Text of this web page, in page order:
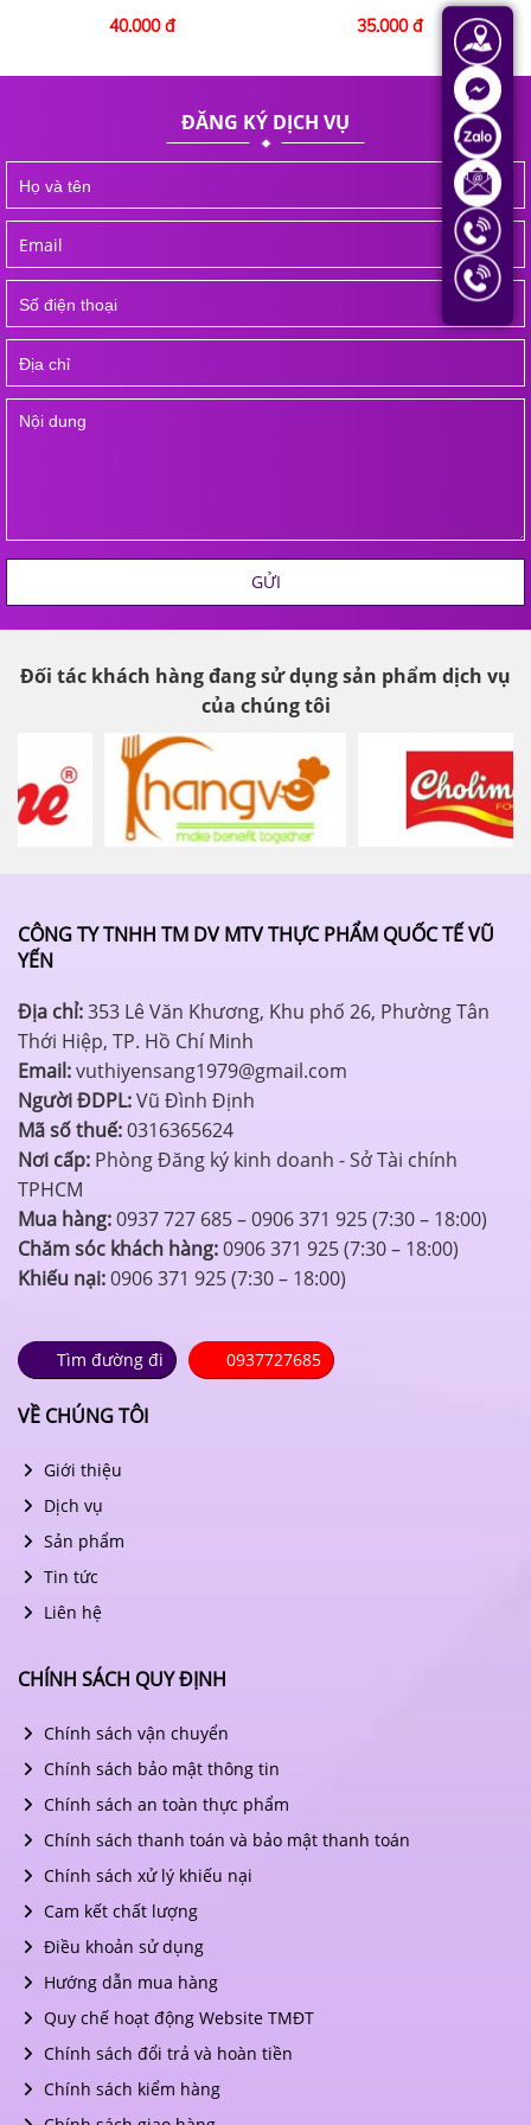
https://www.facebook.com/tpdlsaigon
40.000 đ 35.000 đ
ĐĂNG KÝ DỊCH VỤ
GỬI
Đối tác khách hàng đang sử dụng sản phẩm dịch vụ
của chúng tôi
CÔNG TY TNHH TM DV MTV THỰC PHẨM QUỐC TẾ VŨ
YẾN
Địa chỉ:353 Lê Văn Khương, Khu phố 26, Phường Tân
Thới Hiệp, TP. Hồ Chí Minh
Email:vuthiyensang1979@gmail.com
Người ĐDPL:Vũ Đình Định
Mã số thuế:0316365624
Nơi cấp: Phòng Đăng ký kinh doanh - Sở Tài chính
TPHCM
Mua hàng:0937 727 685 – 0906 371 925 (7:30 – 18:00)
Chăm sóc khách hàng:0906 371 925 (7:30 – 18:00)
Khiếu nại:0906 371 925 (7:30 – 18:00)
Tìm đường đi 0937727685
VỀ CHÚNG TÔI
Giới thiệu
Dịch vụ
Sản phẩm
Tin tức
Liên hệ
CHÍNH SÁCH QUY ĐỊNH
Chính sách vận chuyển
Chính sách bảo mật thông tin
Chính sách an toàn thực phẩm
Chính sách thanh toán và bảo mật thanh toán
Chính sách xử lý khiếu nại
Cam kết chất lượng
Điều khoản sử dụng
Hướng dẫn mua hàng
Quy chế hoạt động Website TMĐT
Chính sách đổi trả và hoàn tiền
Chính sách kiểm hàng